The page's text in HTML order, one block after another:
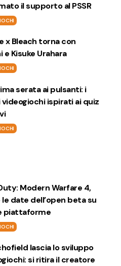
il supporto al PSSR
x Bleach torna con
e Kisuke Urahara
serata ai pulsanti: i
ispirati ai quiz
Modern Warfare 4,
date dell’open beta su
piattaforme
lascia lo sviluppo
si ritira il creatore